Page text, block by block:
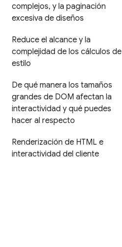
complejos, y la paginación
excesiva de diseños
Reduce el alcance y la
complejidad de los cálculos de
estilo
De qué manera los tamaños
grandes de DOM afectan la
interactividad y qué puedes
hacer al respecto
Renderización de HTML e
interactividad del cliente